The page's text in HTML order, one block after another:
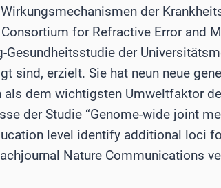
der
for Refractive Error and
der
sind, erzielt. Sie hat neun neue
dem wichtigsten Umweltfaktor
der Studie “Genome-wide joint
level identify additional loci
Nature Communications